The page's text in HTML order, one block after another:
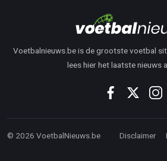
Voetbalnieuws.be is de grootste voetbal
lees hier het laatste nieuws
© 2026 VoetbalNieuws.be Disclaimer